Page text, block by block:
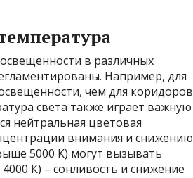
в различных
Например, для
чем для коридоров
света также играет важную
нейтральная цветовая
внимания и снижению
5000 К) могут вызывать
К) – сонливость и снижение